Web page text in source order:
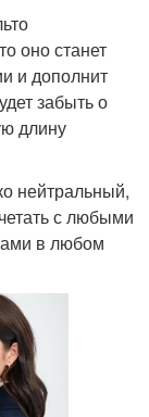
оно станет
и дополнит
забыть о
длину
нейтральный,
с любыми
в любом